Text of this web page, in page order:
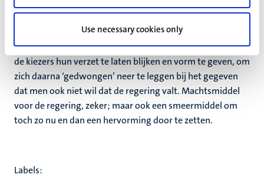
Use necessary cookies only
Een zwaar middel is het zeker: het forceert de
verhoudingen in het parlement; het maakt het paradoxaal
echter ook mogelijk voor parlementariërs om tegenover
de kiezers hun verzet te laten blijken en vorm te geven, om
zich daarna ‘gedwongen’ neer te leggen bij het gegeven
dat men ook niet wil dat de regering valt. Machtsmiddel
voor de regering, zeker; maar ook een smeermiddel om
toch zo nu en dan een hervorming door te zetten.
Labels: